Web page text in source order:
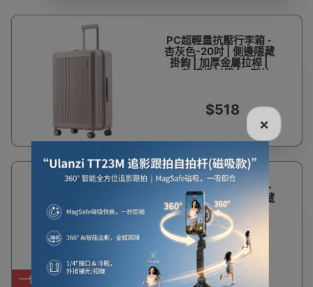
PC超輕量抗壓行李箱 -
杏灰色-20吋 | 側邊隱藏
掛鉤 | 加厚金屬拉桿 |
PC軟鋼板材質 | U型拉
$518
一件免運費
PC超輕量抗壓行李箱 -
薄荷綠-24吋 | 側邊隱藏
掛鉤 | 加厚金屬拉桿 |
PC軟鋼板材質 | U型拉
鍊分層收納
$648
×